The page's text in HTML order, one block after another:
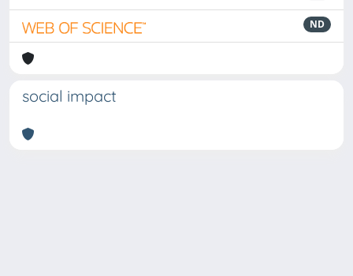
ND
social impact